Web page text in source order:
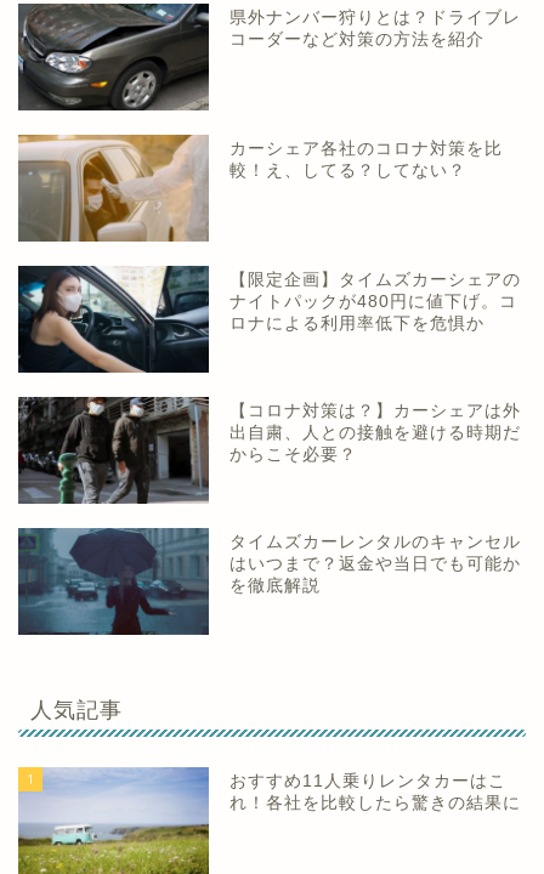
県外ナンバー狩りとは？ドライブレ
コーダーなど対策の方法を紹介
カーシェア各社のコロナ対策を比
較！え、してる？してない？
【限定企画】タイムズカーシェアの
ナイトパックが480円に値下げ。コ
ロナによる利用率低下を危惧か
【コロナ対策は？】カーシェアは外
出自粛、人との接触を避ける時期だ
からこそ必要？
タイムズカーレンタルのキャンセル
はいつまで？返金や当日でも可能か
を徹底解説
人気記事
1
おすすめ11人乗りレンタカーはこ
れ！各社を比較したら驚きの結果に